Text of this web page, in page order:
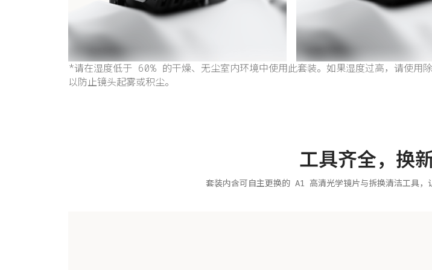
*请在湿度低于 60% 的干燥、无尘室内环境中使用此套装。如果湿度过高，请使用
以防止镜头起雾或积尘。
工具齐全，换
套装内含可自主更换的 A1 高清光学镜片与拆换清洁工具，